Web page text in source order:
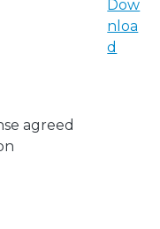
agreed
Dow
nloa
d